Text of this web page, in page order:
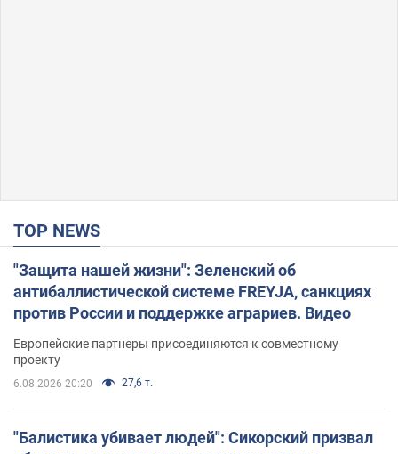
TOP NEWS
"Защита нашей жизни": Зеленский об
антибаллистической системе FREYJA, санкциях
против России и поддержке аграриев. Видео
Европейские партнеры присоединяются к совместному
проекту
6.08.2026 20:20 27,6 т.
"Балистика убивает людей": Сикорский призвал